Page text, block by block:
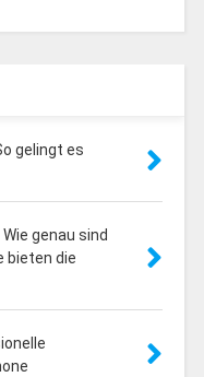
gelingt es
genau sind
bieten die